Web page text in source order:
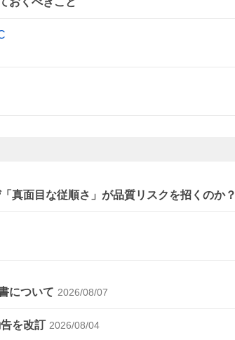
真面目な従順さ」が品質リスクを招くのか？
について 2026/08/07
を改訂 2026/08/04